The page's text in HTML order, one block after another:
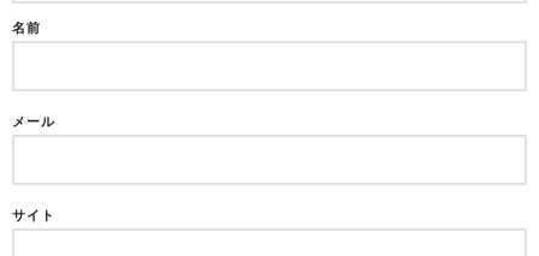
名前
メール
サイト